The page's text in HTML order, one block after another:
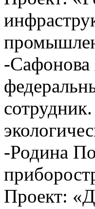
-
-Родина
Проект: